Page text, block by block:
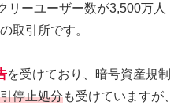
リーユーザー数が3,500万人
取引所です。
を受けており、暗号資産規制
停止処分も受けていますが、